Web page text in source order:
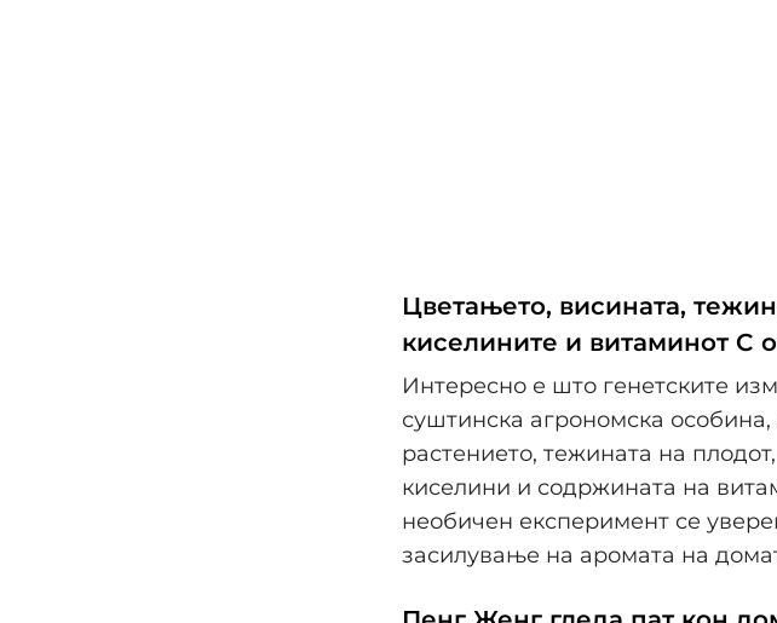
Цветањето, висината,
киселините и витаминот C
Интересно е што генетските
суштинска агрономска
растението, тежината на
киселини и содржината на
необичен експеримент се
засилување на аромата на